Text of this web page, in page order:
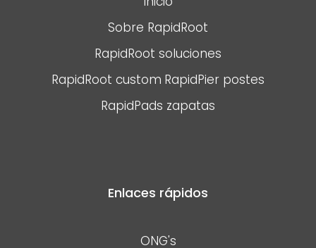
Sobre RapidRoot
RapidRoot soluciones
RapidRoot custom RapidPier postes
RapidPads zapatas
Enlaces rápidos
ONG's